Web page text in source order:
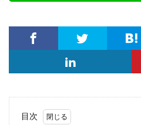
目次